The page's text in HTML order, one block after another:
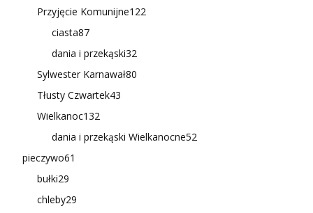
Przyjęcie Komunijne122
ciasta87
dania i przekąski32
Sylwester Karnawał80
Tłusty Czwartek43
Wielkanoc132
dania i przekąski Wielkanocne52
pieczywo61
bułki29
chleby29